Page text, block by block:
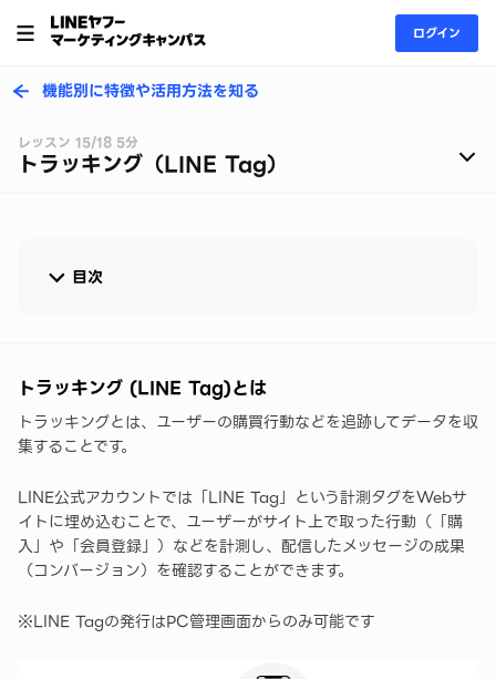
ログイン
機能別に特徴や活用方法を知る
レッスン 15/18 5分
トラッキング（LINE Tag）
目次
LINE Tagの活用方法
▼設定方法をマニュアルで確認する
トラッキング (LINE Tag)とは
トラッキングとは、ユーザーの購買行動などを追跡してデータを収
集することです。
LINE公式アカウントでは「LINE Tag」という計測タグをWebサ
イトに埋め込むことで、ユーザーがサイト上で取った行動（「購
入」や「会員登録」）などを計測し、配信したメッセージの成果
（コンバージョン）を確認することができます。
※LINE Tagの発行はPC管理画面からのみ可能です